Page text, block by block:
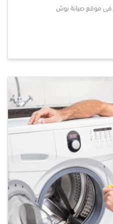
فى موقع صيانة بوش